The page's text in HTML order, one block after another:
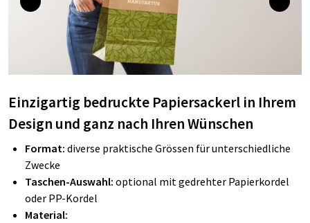
Einzigartig bedruckte Papiersackerl in Ihrem
Design und ganz nach Ihren Wünschen
Format: diverse praktische Grössen für unterschiedliche
Zwecke
Taschen-Auswahl: optional mit gedrehter Papierkordel
oder PP-Kordel
Material: